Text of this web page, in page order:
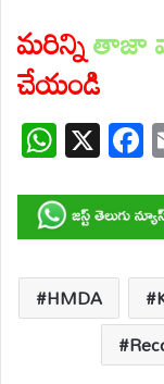
మరిన్నితాజా
చేయండి
W
h
at
s
A
p
X F
e
b
o
o
k
HMDA